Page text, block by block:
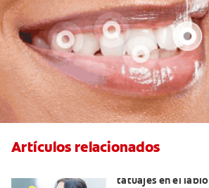
Artículos relacionados
tatuajes en el labio